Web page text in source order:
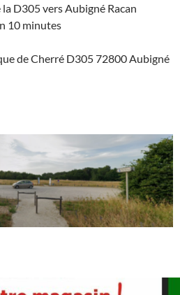
D305 vers Aubigné Racan
10 minutes
de Cherré D305 72800 Aubigné